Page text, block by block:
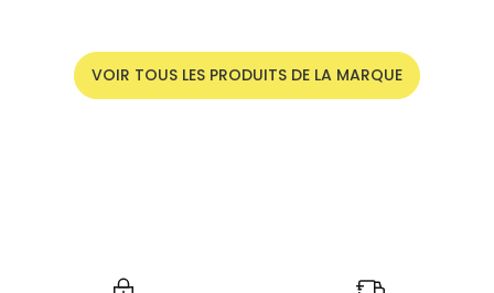
VOIR TOUS LES PRODUITS DE LA MARQUE